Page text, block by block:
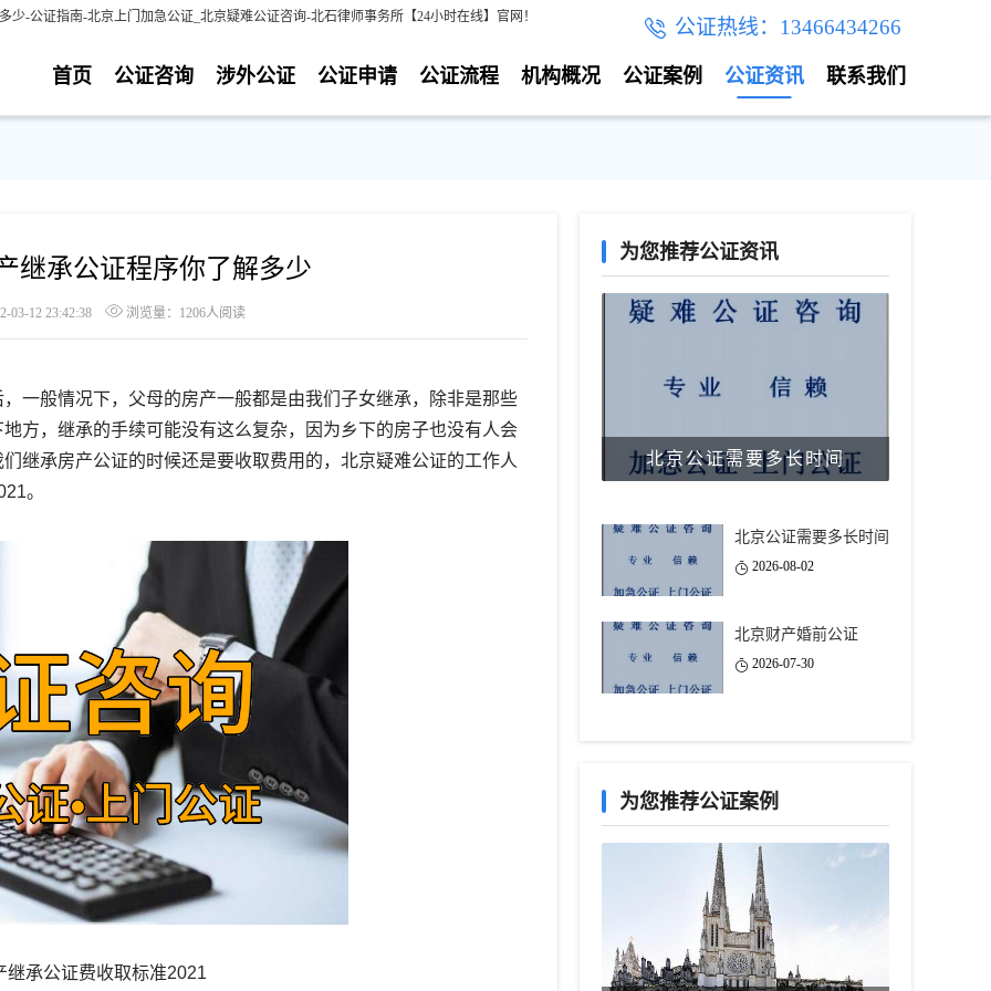
-公证指南-北京上门加急公证_北京疑难公证咨询-北石律师事务所【24小时在线】官网！ 公证热线：13466434266
联系我们
公证资讯
公证案例
机构概况
公证流程
公证申请
涉外公证
公证咨询
首页
继承公证程序你了解多少
03-12 23:42:38 浏览量：1206人阅读
般情况下，父母的房产一般都是由我们子女继承，除非是那些
方，继承的手续可能没有这么复杂，因为乡下的房子也没有人会
继承房产公证的时候还是要收取费用的，北京疑难公证的工作人
。
继承公证费收取标准2021
为您推荐公证资讯
北京公证需要多长时间
北京公证需要多长时间
2026-08-02
北京财产婚前公证
2026-07-30
为您推荐公证案例